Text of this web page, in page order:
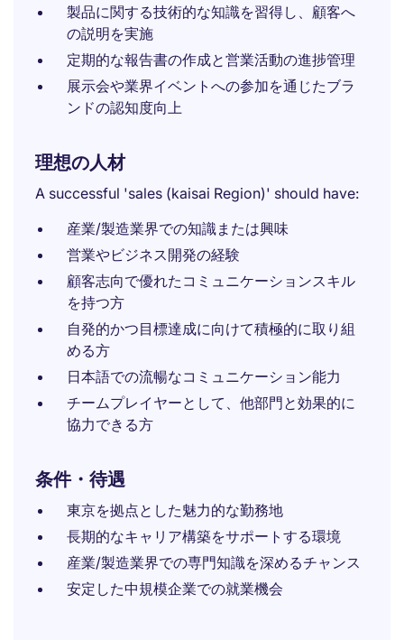
製品に関する技術的な知識を習得し、顧客へ
の説明を実施
定期的な報告書の作成と営業活動の進捗管理
展示会や業界イベントへの参加を通じたブラ
ンドの認知度向上
理想の人材
A successful 'sales (kaisai Region)' should have:
産業/製造業界での知識または興味
営業やビジネス開発の経験
顧客志向で優れたコミュニケーションスキル
を持つ方
自発的かつ目標達成に向けて積極的に取り組
める方
日本語での流暢なコミュニケーション能力
チームプレイヤーとして、他部門と効果的に
協力できる方
条件・待遇
東京を拠点とした魅力的な勤務地
長期的なキャリア構築をサポートする環境
産業/製造業界での専門知識を深めるチャンス
安定した中規模企業での就業機会